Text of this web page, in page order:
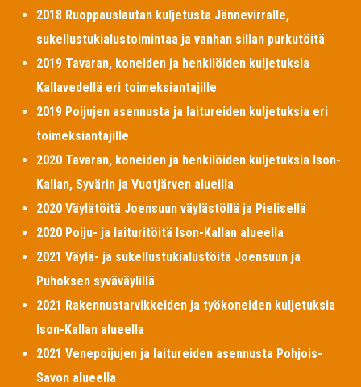
2018 Ruoppauslautan kuljetusta Jännevirralle,
sukellustukialustoimintaa ja vanhan sillan purkutöitä
2019 Tavaran, koneiden ja henkilöiden kuljetuksia
Kallavedellä eri toimeksiantajille
2019 Poijujen asennusta ja laitureiden kuljetuksia eri
toimeksiantajille
2020 Tavaran, koneiden ja henkilöiden kuljetuksia Ison-
Kallan, Syvärin ja Vuotjärven alueilla
2020 Väylätöitä Joensuun väylästöllä ja Pielisellä
2020 Poiju- ja laituritöitä Ison-Kallan alueella
2021 Väylä- ja sukellustukialustöitä Joensuun ja
Puhoksen syväväylillä
2021 Rakennustarvikkeiden ja työkoneiden kuljetuksia
Ison-Kallan alueella
2021 Venepoijujen ja laitureiden asennusta Pohjois-
Savon alueella